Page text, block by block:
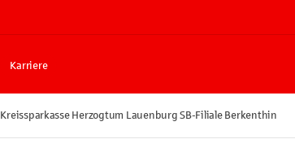
Karriere
Kreissparkasse Herzogtum Lauenburg SB-Filiale Berkenthin